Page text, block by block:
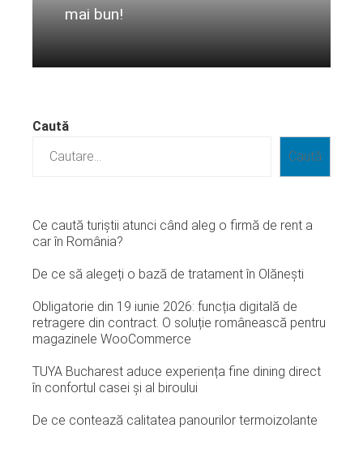
mai bun!
Caută
Caută
Ce caută turiștii atunci când aleg o firmă de rent a
car în România?
De ce să alegeți o bază de tratament în Olănești
Obligatorie din 19 iunie 2026: funcția digitală de
retragere din contract. O soluție românească pentru
magazinele WooCommerce
TUYA Bucharest aduce experiența fine dining direct
în confortul casei și al biroului
De ce contează calitatea panourilor termoizolante